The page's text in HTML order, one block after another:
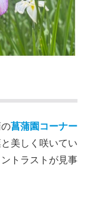
菖蒲園コーナー
美しく咲いてい
トラストが見事